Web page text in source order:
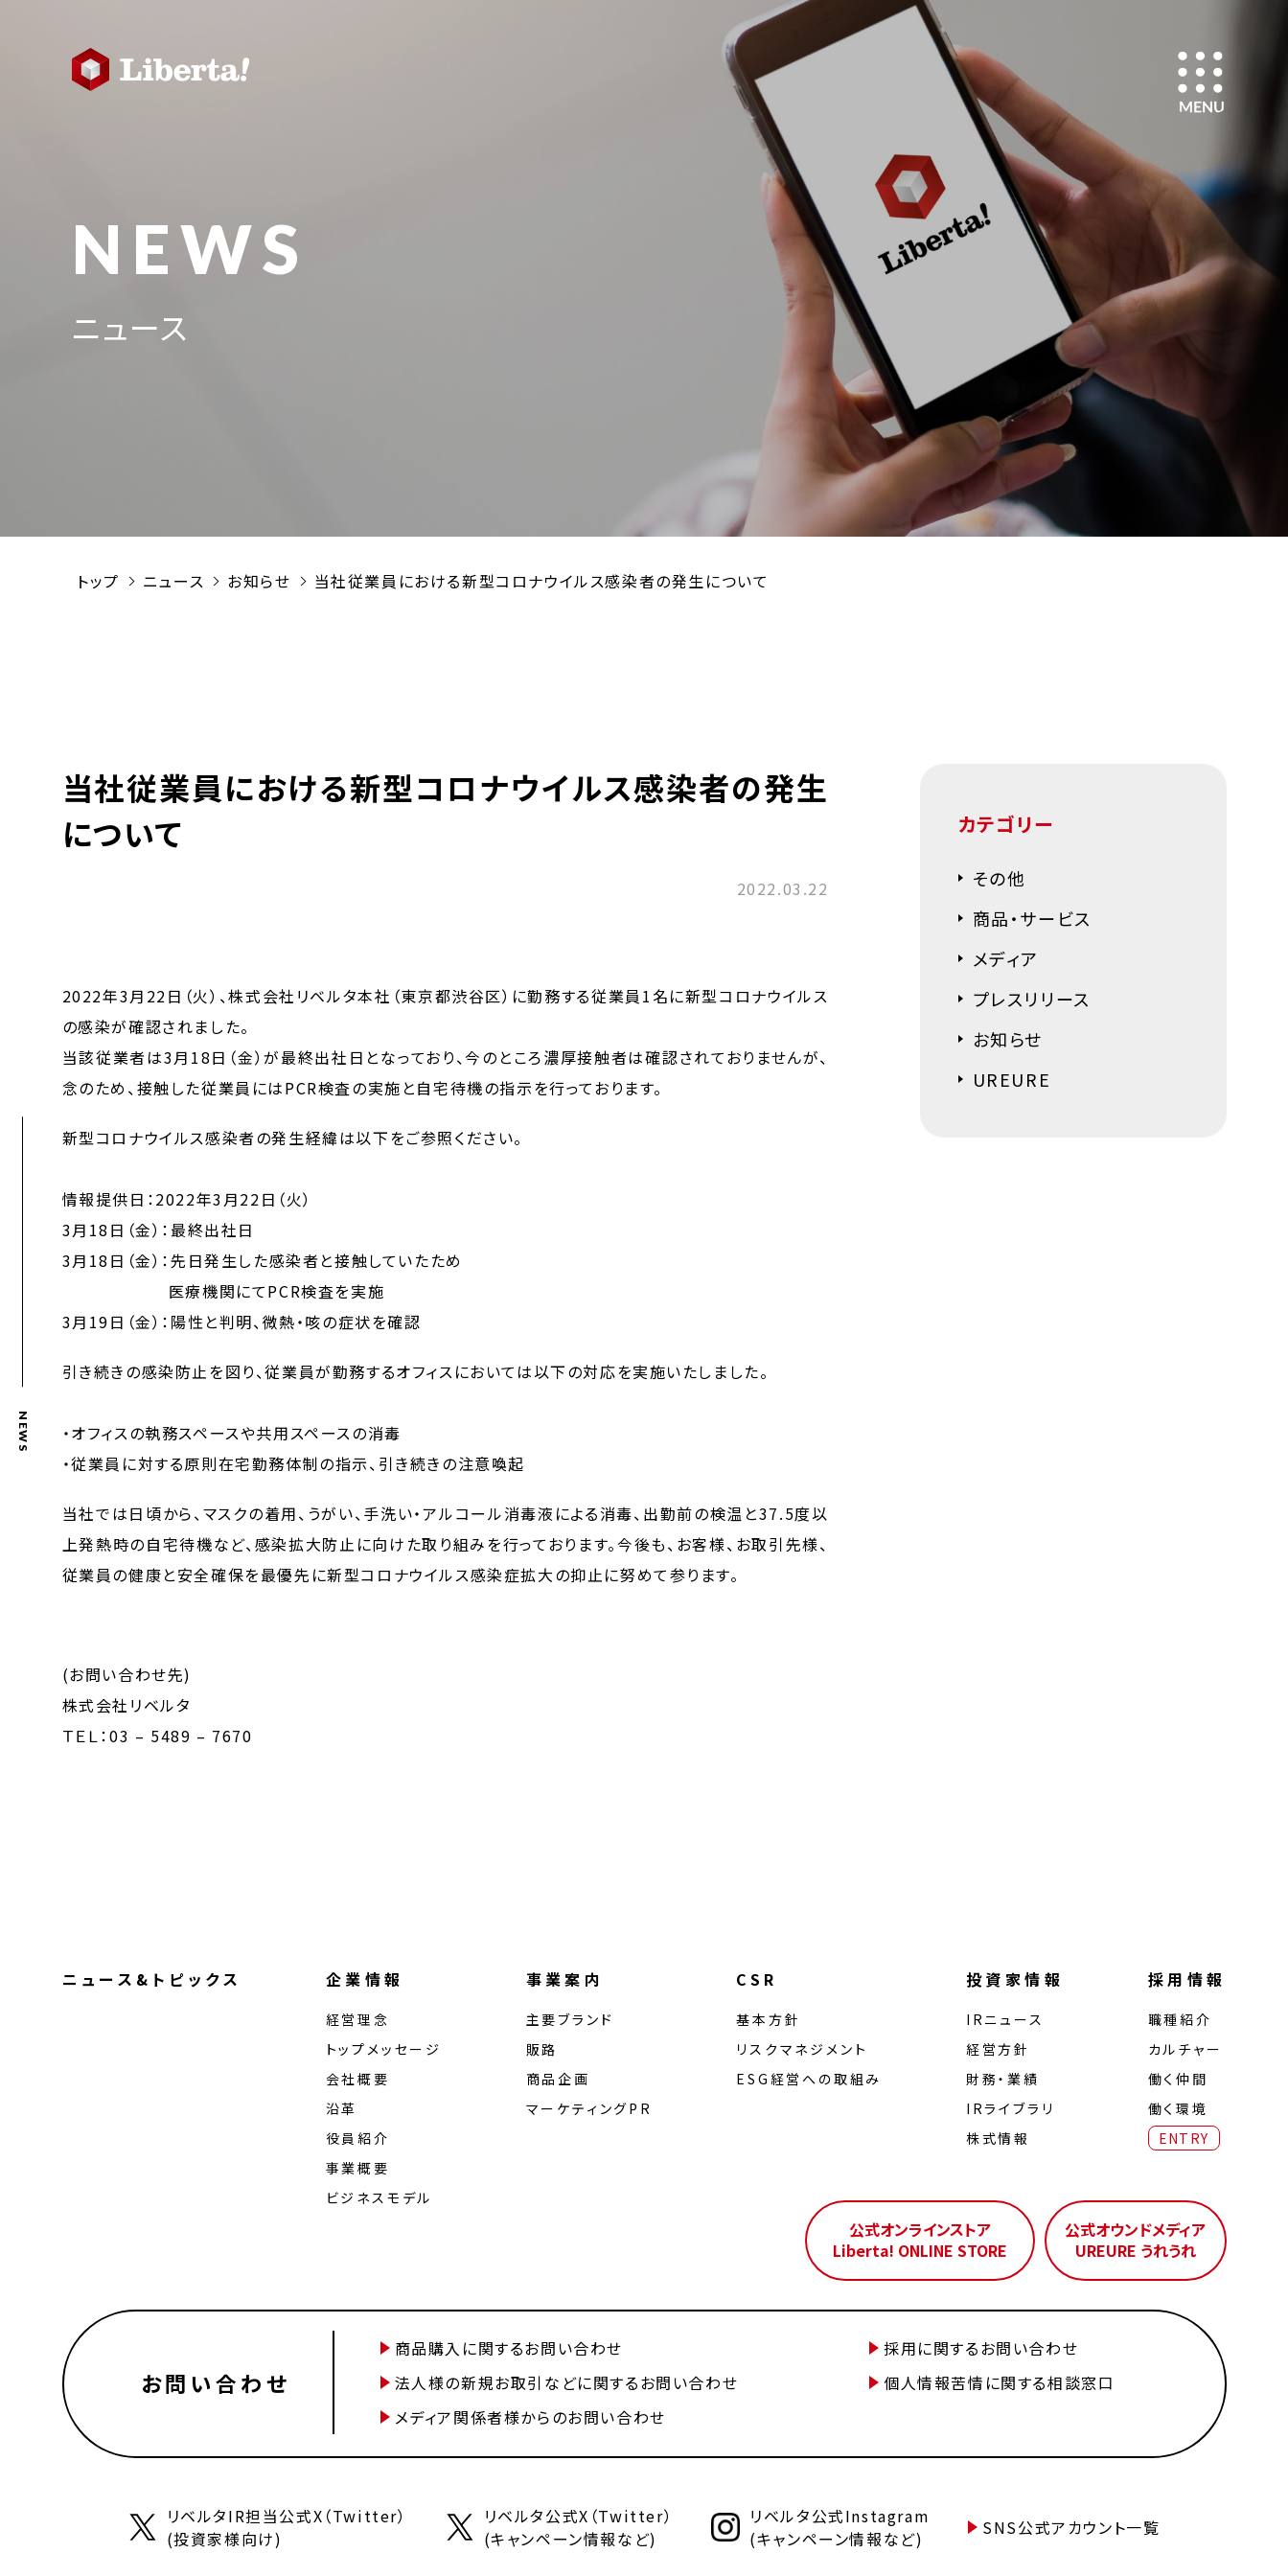
NEWS
ニュース
トップ ニュース お知らせ 当社従業員における新型コロナウイルス感染者の発生について
NEWS
当社従業員における新型コロナウイルス感染者の発生
について
2022.03.22
2022年3月22日（火）、株式会社リベルタ本社（東京都渋谷区）に勤務する従業員1名に新型コロナウイルス
の感染が確認されました。
当該従業者は3月18日（金）が最終出社日となっており、今のところ濃厚接触者は確認されておりませんが、
念のため、接触した従業員にはPCR検査の実施と自宅待機の指示を行っております。
新型コロナウイルス感染者の発生経緯は以下をご参照ください。
情報提供日：2022年3月22日（火）
3月18日（金）：最終出社日
3月18日（金）：先日発生した感染者と接触していたため
医療機関にてPCR検査を実施
3月19日（金）：陽性と判明、微熱・咳の症状を確認
引き続きの感染防止を図り、従業員が勤務するオフィスにおいては以下の対応を実施いたしました。
・オフィスの執務スペースや共用スペースの消毒
・従業員に対する原則在宅勤務体制の指示、引き続きの注意喚起
当社では日頃から、マスクの着用、うがい、手洗い・アルコール消毒液による消毒、出勤前の検温と37.5度以
上発熱時の自宅待機など、感染拡大防止に向けた取り組みを行っております。今後も、お客様、お取引先様、
従業員の健康と安全確保を最優先に新型コロナウイルス感染症拡大の抑止に努めて参ります。
(お問い合わせ先)
株式会社リベルタ
ＴＥＬ：03 – 5489 – 7670
カテゴリー
その他
商品・サービス
メディア
プレスリリース
お知らせ
UREURE
ニュース&トピックス 企業情報
経営理念
トップメッセージ
会社概要
沿革
役員紹介
事業概要
ビジネスモデル
事業案内
主要ブランド
販路
商品企画
マーケティングPR
CSR
基本方針
リスクマネジメント
ESG経営への取組み
投資家情報
IRニュース
経営⽅針
財務・業績
IRライブラリ
株式情報
採用情報
職種紹介
カルチャー
働く仲間
働く環境
ENTRY
公式オンラインストア
Liberta! ONLINE STORE
公式オウンドメディア
UREURE うれうれ
お問い合わせ
商品購入に関するお問い合わせ
採用に関するお問い合わせ
法人様の新規お取引などに関するお問い合わせ
個人情報苦情に関する相談窓口
メディア関係者様からのお問い合わせ
リベルタIR担当公式X（Twitter）
(投資家様向け)
リベルタ公式X（Twitter）
(キャンペーン情報など)
リベルタ公式Instagram
(キャンペーン情報など)
SNS公式アカウント一覧